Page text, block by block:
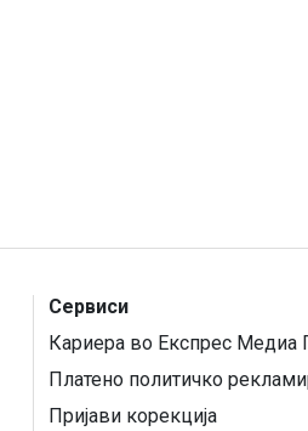
Сервиси
Кариера во Експрес Медиа
Платено политичко
Пријави корекција